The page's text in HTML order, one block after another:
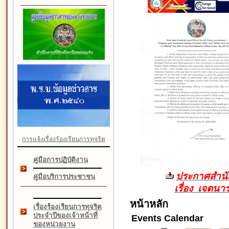
การแจ้งเรื่องร้องเรียนการทุจริต
คู่มือการปฏิบัติงาน
คู่มือบริการประชาชน
เรื่องร้องเรียนการทุจริต
ประจำปีของเจ้าหน้าที่
ของหน่วยงาน
ประกาศสำ
เรื่อง เจตน
หน้าหลัก
Events Calendar